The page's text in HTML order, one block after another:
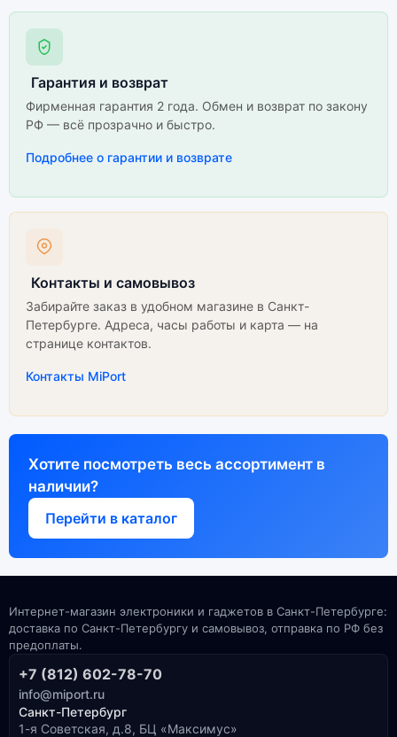
Гарантия и возврат
Фирменная гарантия 2 года. Обмен и возврат по закону
РФ — всё прозрачно и быстро.
Подробнее о гарантии и возврате
Контакты и самовывоз
Забирайте заказ в удобном магазине в Санкт-
Петербурге. Адреса, часы работы и карта — на
странице контактов.
Контакты MiPort
Хотите посмотреть весь ассортимент в
наличии?
Перейти в каталог
Интернет-магазин электроники и гаджетов в Санкт-Петербурге:
доставка по Санкт-Петербургу и самовывоз, отправка по РФ без
предоплаты.
+7 (812) 602-78-70
info@miport.ru
Санкт-Петербург
1-я Советская, д.8, БЦ «Максимус»